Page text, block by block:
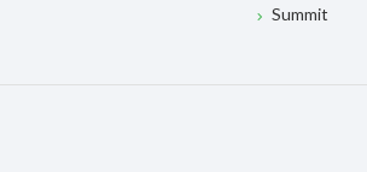
Summit